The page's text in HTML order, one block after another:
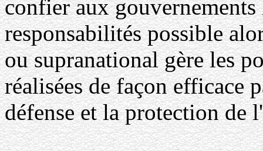
confier aux
responsabilités possible
ou supranational gère les
réalisées de façon efficace
défense et la protection de